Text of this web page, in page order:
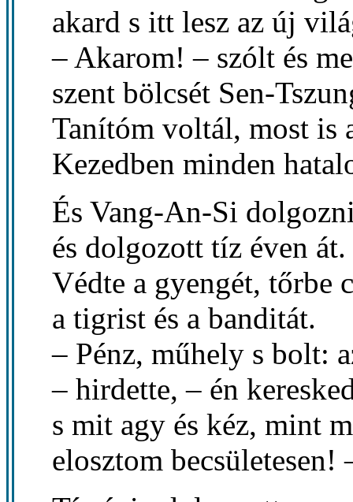
akard s itt lesz az új
– Akarom! – szólt és
szent bölcsét Sen-
Tanítóm voltál, most is
Kezedben minden
És Vang-An-Si
és dolgozott tíz éven át.
Védte a gyengét, tőrbe
a tigrist és a banditát.
– Pénz, műhely s bolt:
– hirdette, – én
s mit agy és kéz, mint
elosztom becsületesen!